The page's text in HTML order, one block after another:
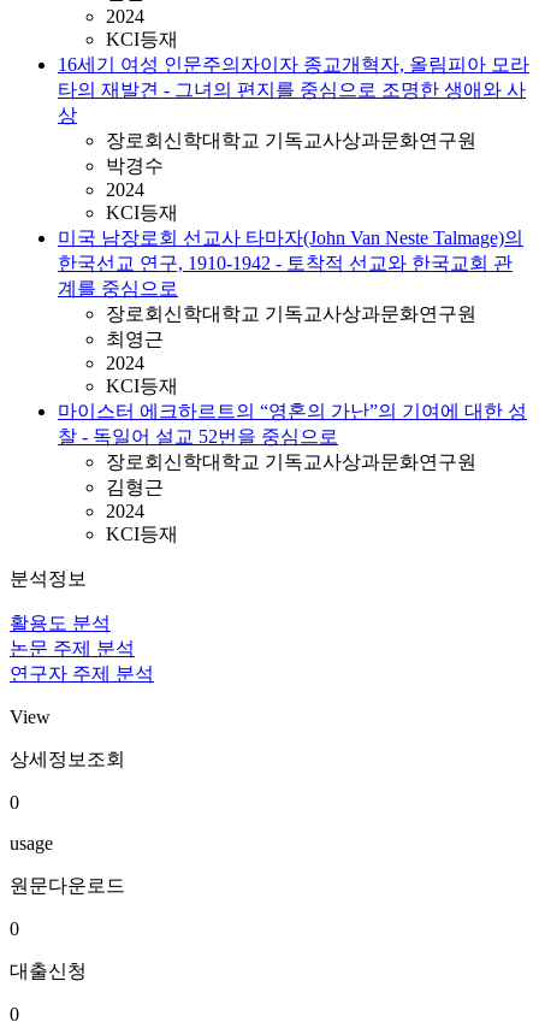
2024
KCI등재
16세기 여성 인문주의자이자 종교개혁자, 올림피아 모라
타의 재발견 ‐ 그녀의 편지를 중심으로 조명한 생애와 사
상
장로회신학대학교 기독교사상과문화연구원
박경수
2024
KCI등재
미국 남장로회 선교사 타마자(John Van Neste Talmage)의
한국선교 연구, 1910-1942 ‐ 토착적 선교와 한국교회 관
계를 중심으로
장로회신학대학교 기독교사상과문화연구원
최영근
2024
KCI등재
마이스터 에크하르트의 “영혼의 가난”의 기여에 대한 성
찰 ‐ 독일어 설교 52번을 중심으로
장로회신학대학교 기독교사상과문화연구원
김형근
2024
KCI등재
분석정보
활용도 분석
논문 주제 분석
연구자 주제 분석
View
상세정보조회
0
usage
원문다운로드
0
대출신청
0